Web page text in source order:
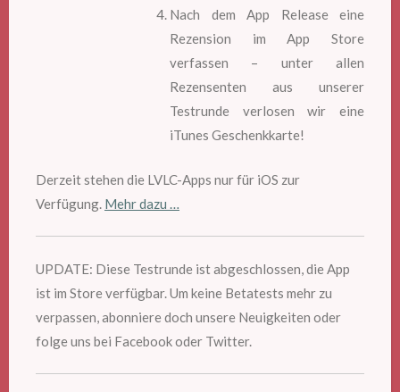
Nach dem App Release eine
Rezension im App Store
verfassen – unter allen
Rezensenten aus unserer
Testrunde verlosen wir eine
iTunes Geschenkkarte!
Derzeit stehen die LVLC-Apps nur für iOS zur
Verfügung. Mehr dazu …
UPDATE: Diese Testrunde ist abgeschlossen, die App
ist im Store verfügbar. Um keine Betatests mehr zu
verpassen, abonniere doch unsere Neuigkeiten oder
folge uns bei Facebook oder Twitter.